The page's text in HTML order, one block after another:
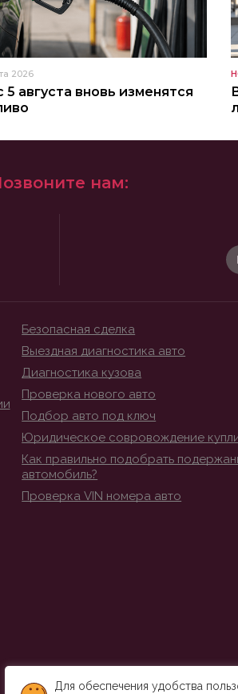
2026
5 августа вновь изменятся
нам:
Безопасная сделка
Выездная диагностика авто
Диагностика кузова
Проверка нового авто
Подбор авто под ключ
Юридическое совровождение
Как правильно подобрать
автомобиль?
Проверка VIN номера авто
Для обеспечения удобства